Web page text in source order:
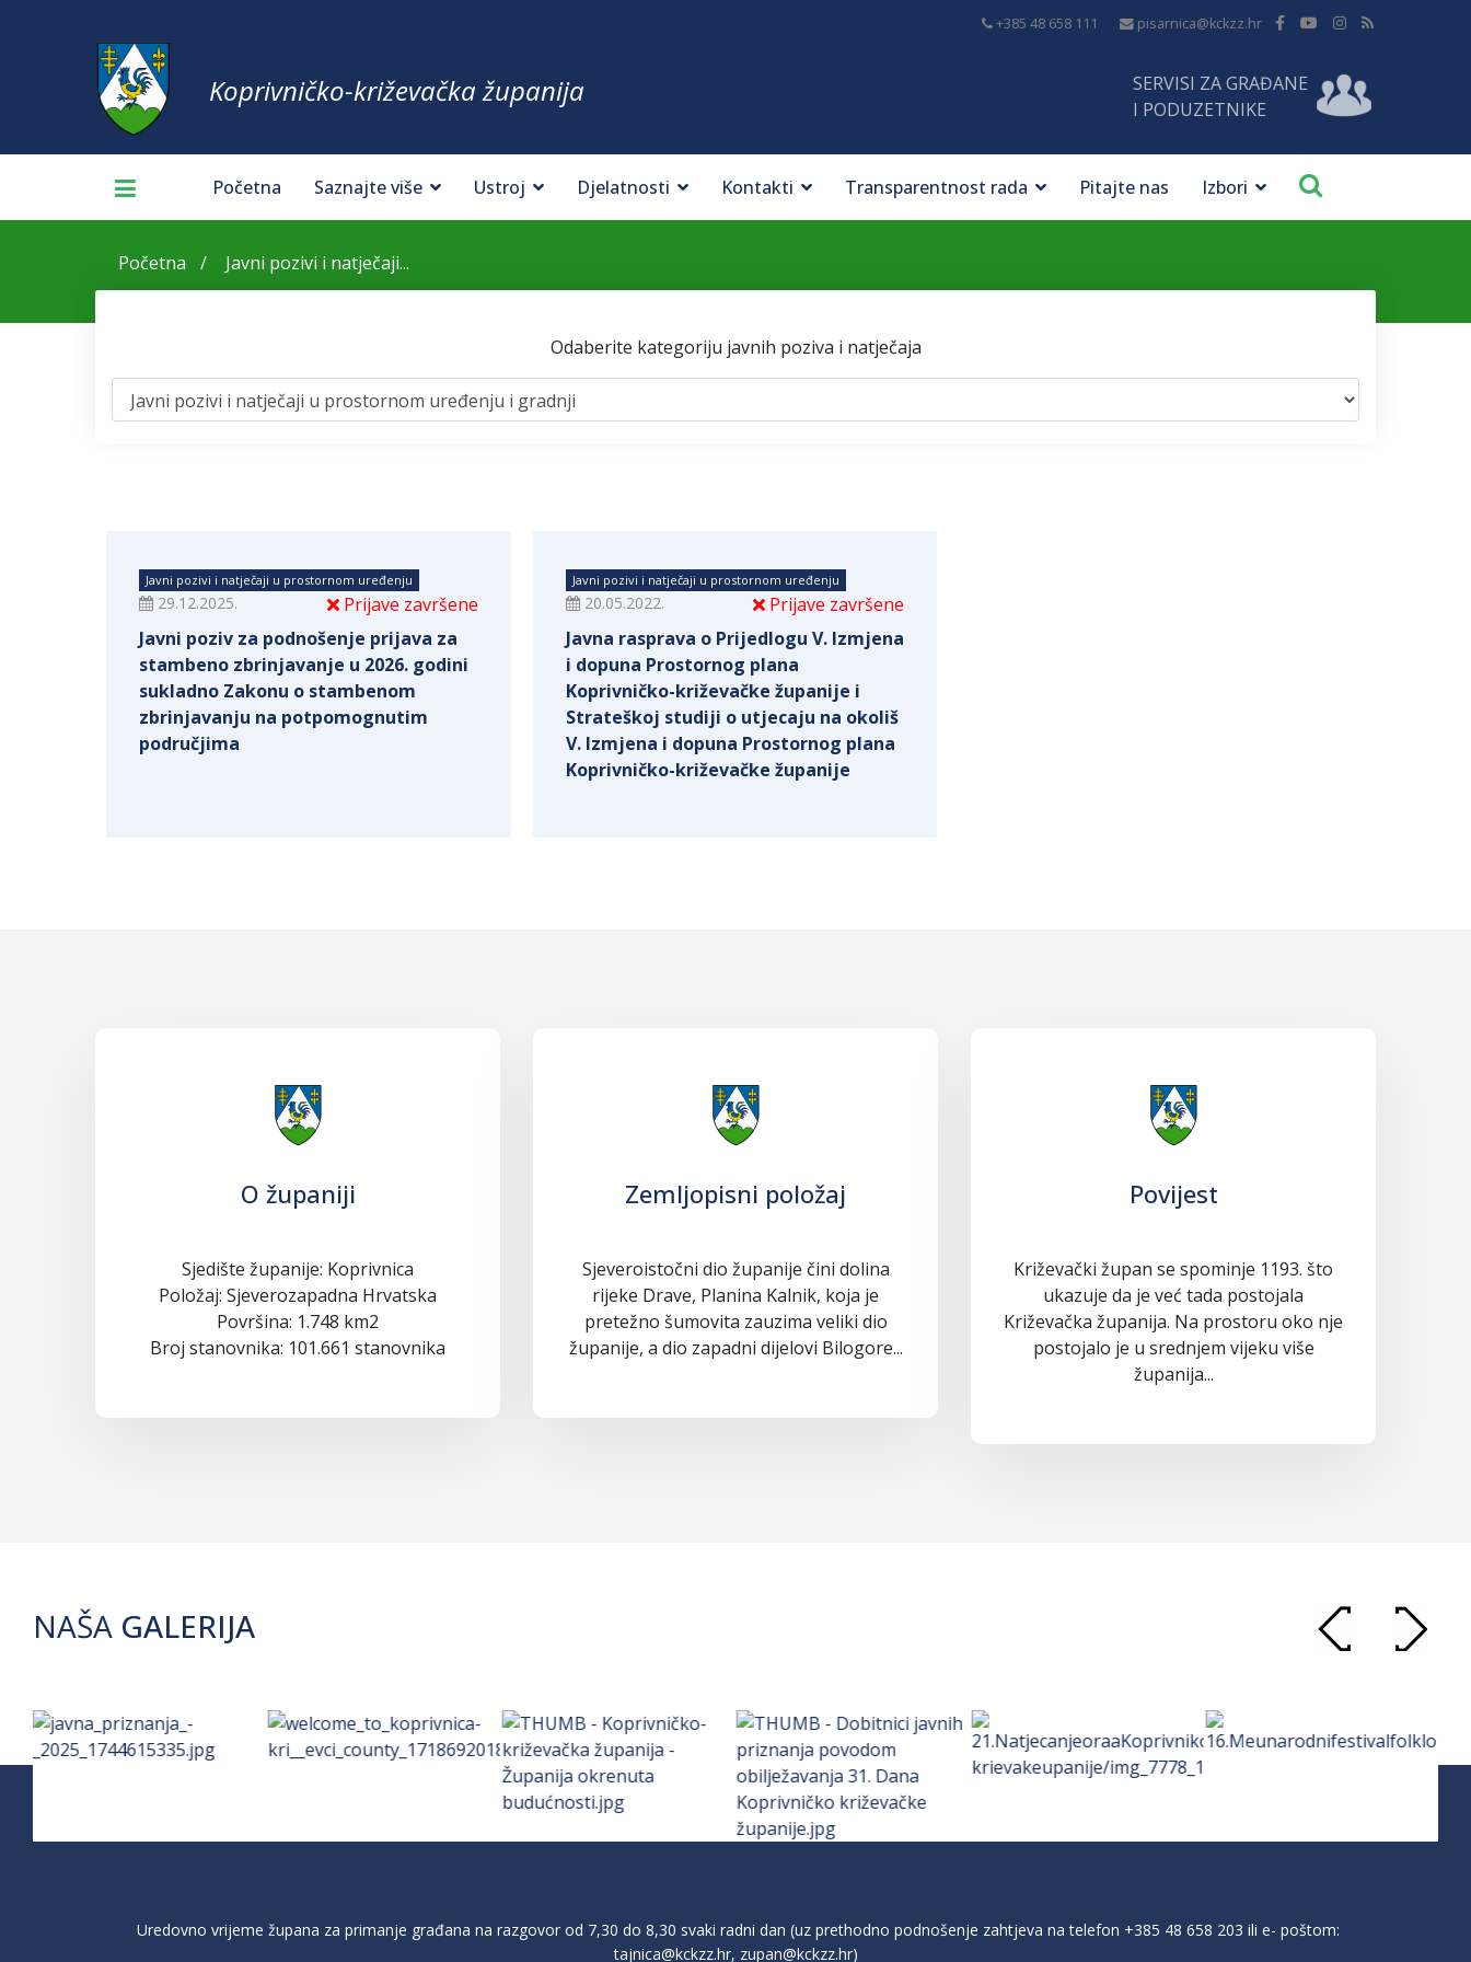
+385 48 658 111 pisarnica@kckzz.hr
Koprivničko-križevačka županija
SERVISI ZA GRAĐANE
I PODUZETNIKE
Početna Saznajte više Ustroj Djelatnosti Kontakti Transparentnost rada Pitajte nas Izbori
Početna Javni pozivi i natječaji...
Odaberite kategoriju javnih poziva i natječaja
Javni pozivi i natječaji u prostornom uređenju
Prijave završene
29.12.2025.
Javni poziv za podnošenje prijava za
stambeno zbrinjavanje u 2026. godini
sukladno Zakonu o stambenom
zbrinjavanju na potpomognutim
područjima
Javni pozivi i natječaji u prostornom uređenju
Prijave završene
20.05.2022.
Javna rasprava o Prijedlogu V. Izmjena
i dopuna Prostornog plana
Koprivničko-križevačke županije i
Strateškoj studiji o utjecaju na okoliš
V. Izmjena i dopuna Prostornog plana
Koprivničko-križevačke županije
O županiji
Sjedište županije: Koprivnica
Položaj: Sjeverozapadna Hrvatska
Površina: 1.748 km2
Broj stanovnika: 101.661 stanovnika
Zemljopisni položaj
Sjeveroistočni dio županije čini dolina
rijeke Drave, Planina Kalnik, koja je
pretežno šumovita zauzima veliki dio
županije, a dio zapadni dijelovi Bilogore...
Povijest
Križevački župan se spominje 1193. što
ukazuje da je već tada postojala
Križevačka županija. Na prostoru oko nje
postojalo je u srednjem vijeku više
županija...
NAŠA GALERIJA
Uredovno vrijeme župana za primanje građana na razgovor od 7,30 do 8,30 svaki radni dan (uz prethodno podnošenje zahtjeva na telefon +385 48 658 203 ili e- poštom:
tajnica@kckzz.hr, zupan@kckzz.hr)